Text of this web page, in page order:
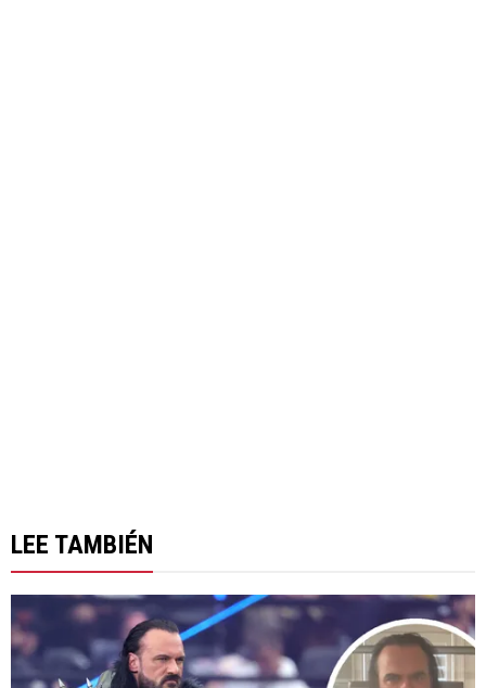
LEE TAMBIÉN